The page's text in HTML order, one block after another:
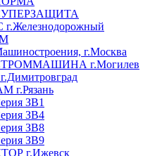
г.Москва
г.Могилев
г.Рязань
ЗВ1
ЗВ4
ЗВ8
ЗВ9
г.Ижевск